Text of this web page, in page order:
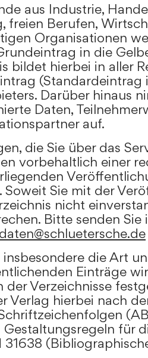
aus Industrie,
freien Berufen,
Organisationen
in die
bildet hierbei in aller
(Standardeintrag
Darüber hinaus
Daten,
auf.
die Sie über das
vorbehaltlich einer
Soweit Sie mit der
nicht
Bitte senden Sie
daten@schluetersche.de
die Art
Einträge
der Verzeichnisse
Verlag hierbei nach
für
31638